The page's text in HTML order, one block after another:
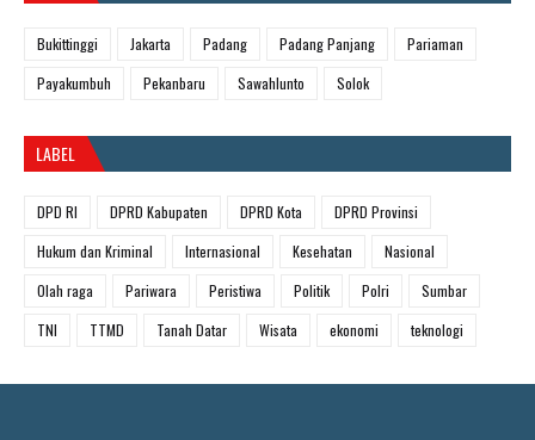
Bukittinggi Jakarta Padang Padang Panjang
Pariaman
Payakumbuh
Pekanbaru Sawahlunto Solok
LABEL
DPD RI DPRD Kabupaten DPRD Kota
DPRD Provinsi
Hukum dan Kriminal
Internasional Kesehatan
Nasional
Olah raga
Pariwara Peristiwa Politik Polri
Sumbar
TNI
TTMD Tanah Datar Wisata ekonomi teknologi